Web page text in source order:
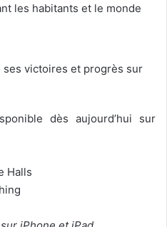
les habitants et le monde
ses victoires et progrès sur
dès aujourd’hui sur
Halls